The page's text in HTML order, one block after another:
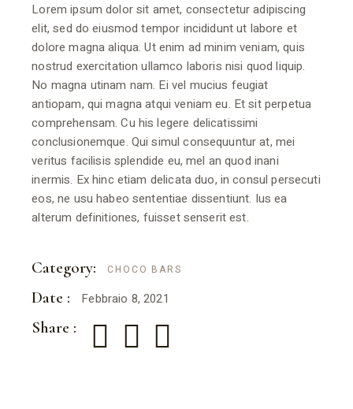
Lorem ipsum dolor sit amet, consectetur adipiscing
elit, sed do eiusmod tempor incididunt ut labore et
dolore magna aliqua. Ut enim ad minim veniam, quis
nostrud exercitation ullamco laboris nisi quod liquip.
No magna utinam nam. Ei vel mucius feugiat
antiopam, qui magna atqui veniam eu. Et sit perpetua
comprehensam. Cu his legere delicatissimi
conclusionemque. Qui simul consequuntur at, mei
veritus facilisis splendide eu, mel an quod inani
inermis. Ex hinc etiam delicata duo, in consul persecuti
eos, ne usu habeo sententiae dissentiunt. Ius ea
alterum definitiones, fuisset senserit est.
Category: CHOCO BARS
Date : Febbraio 8, 2021
Share :